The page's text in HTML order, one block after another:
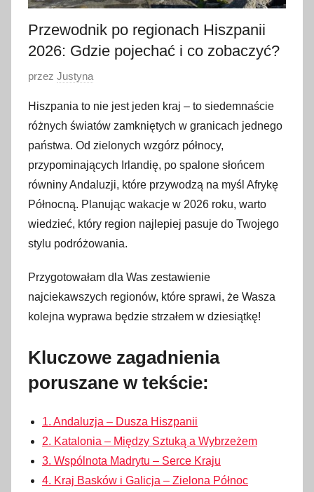
Przewodnik po regionach Hiszpanii
2026: Gdzie pojechać i co zobaczyć?
O
u
b
l
i
k
o
w
a
o
1
1
t
y
c
n
a
2
przez Justyna
Hiszpania to nie jest jeden kraj – to siedemnaście
różnych światów zamkniętych w granicach jednego
państwa. Od zielonych wzgórz północy,
przypominających Irlandię, po spalone słońcem
równiny Andaluzji, które przywodzą na myśl Afrykę
Północną. Planując wakacje w 2026 roku, warto
wiedzieć, który region najlepiej pasuje do Twojego
stylu podróżowania.
Przygotowałam dla Was zestawienie
najciekawszych regionów, które sprawi, że Wasza
kolejna wyprawa będzie strzałem w dziesiątkę!
Kluczowe zagadnienia
poruszane w tekście:
1. Andaluzja – Dusza Hiszpanii
2. Katalonia – Między Sztuką a Wybrzeżem
3. Wspólnota Madrytu – Serce Kraju
4. Kraj Basków i Galicja – Zielona Północ